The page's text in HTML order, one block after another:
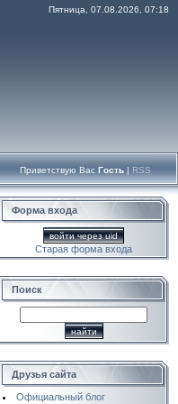
Пятница, 07.08.2026, 07:18
Приветствую Вас Гость | RSS
Форма входа
войти через uid
Старая форма входа
Поиск
Друзья сайта
Официальный блог